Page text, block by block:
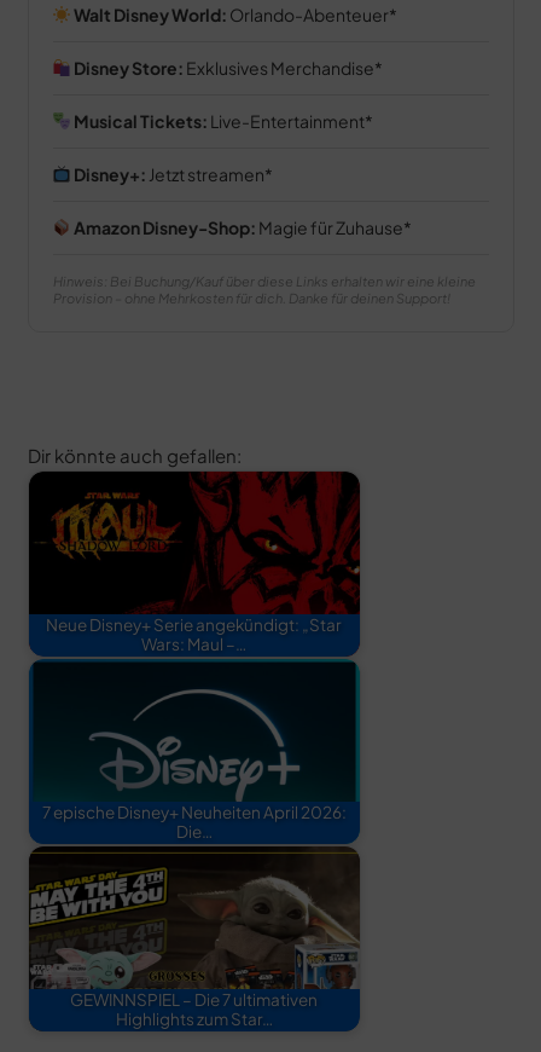
Walt Disney World: Orlando-Abenteuer
Disney Store: Exklusives Merchandise
Musical Tickets: Live-Entertainment
Disney+: Jetzt streamen
Amazon Disney-Shop: Magie für Zuhause
Hinweis: Bei Buchung/Kauf über diese Links erhalten wir eine kleine
Provision – ohne Mehrkosten für dich. Danke für deinen Support!
Dir könnte auch gefallen:
Neue Disney+ Serie angekündigt: „Star
Wars: Maul –…
7 epische Disney+ Neuheiten April 2026:
Die…
GEWINNSPIEL – Die 7 ultimativen
Highlights zum Star…